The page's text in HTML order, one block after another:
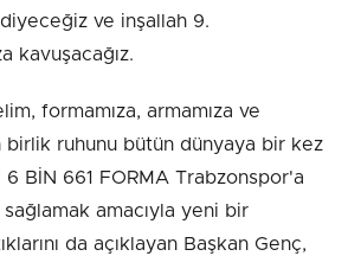
ve inşallah 9.
kavuşacağız.
formamıza, armamıza ve
birlik ruhunu bütün dünyaya bir kez
BİN 661 FORMA Trabzonspor'a
amacıyla yeni bir
da açıklayan Başkan Genç,